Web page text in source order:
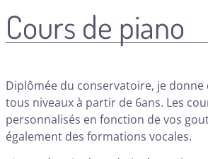
Cours de piano
Diplômée du conservatoire, je
tous niveaux à partir de 6ans. Les
personnalisés en fonction de vos
également des formations vocales.